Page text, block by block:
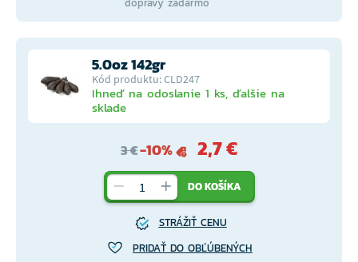
5.0oz 142gr
Kód produktu: CLD247
Ihneď na odoslanie 1 ks, ďalšie na
sklade
3 €-10% 2,7 €
DO KOŠÍKA
STRÁŽIŤ CENU
PRIDAŤ DO OBĽÚBENÝCH